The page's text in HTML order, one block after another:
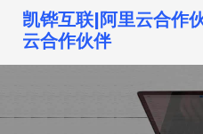
到
凯铧互联|阿里云合作
云合作伙伴